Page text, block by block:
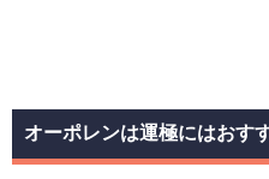
オーポレンは運極にはおす